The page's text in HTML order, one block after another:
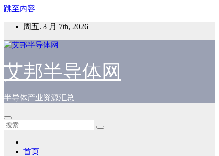
跳至内容
周五. 8 月 7th, 2026
艾邦半导体网
半导体产业资源汇总
首页